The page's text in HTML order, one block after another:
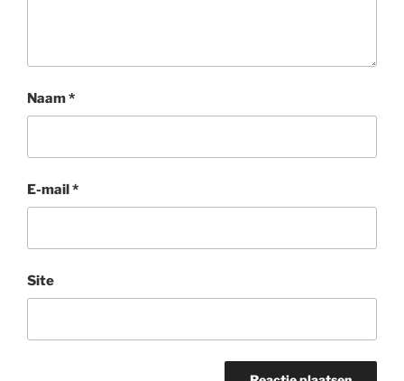
Naam*
E-mail*
Site